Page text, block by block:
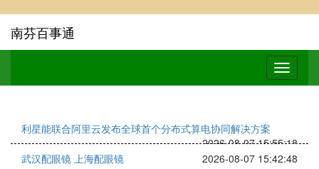
南芬百事通
利星能联合阿里云发布全球首个分布式算电协同解决方案
2026-08-07 15:55:18
武汉配眼镜 上海配眼镜
2026-08-07 15:42:48